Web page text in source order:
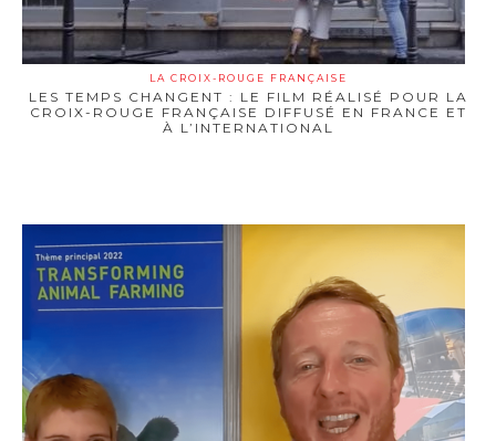
LA CROIX-ROUGE FRANÇAISE
LES TEMPS CHANGENT : LE FILM RÉALISÉ POUR LA
CROIX-ROUGE FRANÇAISE DIFFUSÉ EN FRANCE ET
À L’INTERNATIONAL